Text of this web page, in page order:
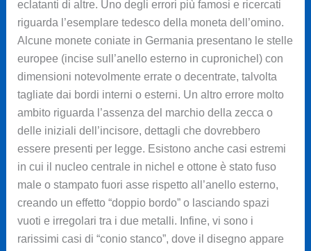
eclatanti di altre. Uno degli errori più famosi e ricercati
riguarda l’esemplare tedesco della moneta dell’omino.
Alcune monete coniate in Germania presentano le stelle
europee (incise sull’anello esterno in cupronichel) con
dimensioni notevolmente errate o decentrate, talvolta
tagliate dai bordi interni o esterni. Un altro errore molto
ambito riguarda l’assenza del marchio della zecca o
delle iniziali dell’incisore, dettagli che dovrebbero
essere presenti per legge. Esistono anche casi estremi
in cui il nucleo centrale in nichel e ottone è stato fuso
male o stampato fuori asse rispetto all’anello esterno,
creando un effetto “doppio bordo” o lasciando spazi
vuoti e irregolari tra i due metalli. Infine, vi sono i
rarissimi casi di “conio stanco”, dove il disegno appare